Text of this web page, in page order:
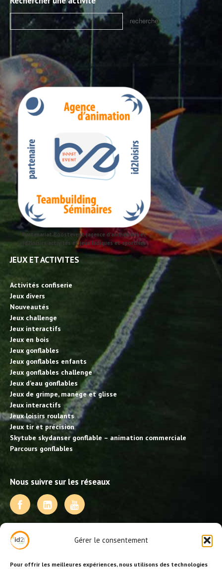
Gérer le consentement
Pour offrir les meilleures expériences, nous utilisons des technologies
Partenariat Boostevent (agence d'animation) et
id2loisirs activités et jeux ludiques et sportives
JEUX ET ACTIVITES
Activités confiserie
Jeux divers
Nouveautés
Jeux challenge
Jeux interactifs
Jeux en bois
Jeux gonflables
Jeux gonflables enfants
Jeux gonflables challenge
Jeux d’eau gonflables
Jeux de grimpe, manège et glisse
Jeux interactifs
Jeux loisirs roulants
Jeux tir et précision
Skytube skydanser gonflable – animation commerciale
Parcours gonflables
Nous suivre sur les réseaux
NOS PRESTATIONS
Activités, jeux et animations BDE
Animations événementielles